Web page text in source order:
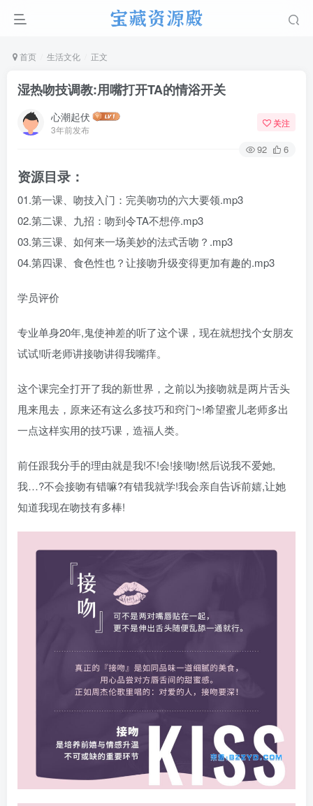
首页 生活文化 正文
湿热吻技调教:用嘴打开TA的情浴开关
心潮起伏
3年前发布
关注
92 6
资源目录：
01.第一课、吻技入门：完美吻功的六大要领.mp3
02.第二课、九招：吻到令TA不想停.mp3
03.第三课、如何来一场美妙的法式舌吻？.mp3
04.第四课、食色性也？让接吻升级变得更加有趣的.mp3
学员评价
专业单身20年,鬼使神差的听了这个课，现在就想找个女朋友
试试!听老师讲接吻讲得我嘴痒。
这个课完全打开了我的新世界，之前以为接吻就是两片舌头
甩来甩去，原来还有这么多技巧和窍门~!希望蜜儿老师多出
一点这样实用的技巧课，造福人类。
前任跟我分手的理由就是我!不!会!接!吻!然后说我不爱她,
我…?不会接吻有错嘛?有错我就学!我会亲自告诉前嬉,让她
知道我现在吻技有多棒!